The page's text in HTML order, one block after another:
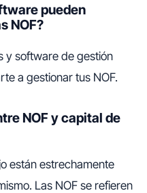
pueden
NOF?
y software de gestión
a gestionar tus NOF.
NOF y capital de
están estrechamente
Las NOF se refieren